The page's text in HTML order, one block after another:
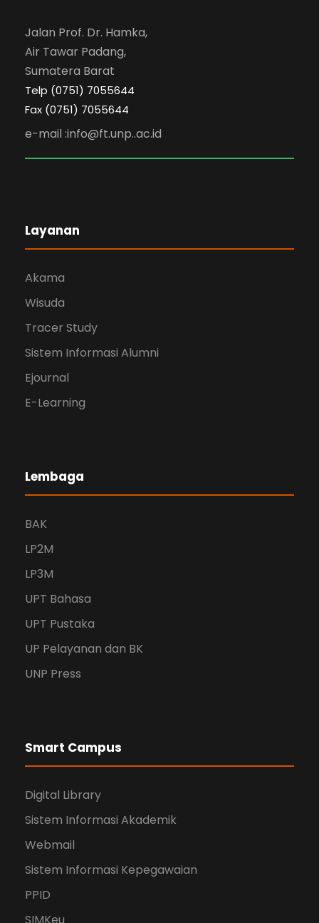
Jalan Prof. Dr. Hamka,
Air Tawar Padang,
Sumatera Barat
Telp (0751) 7055644
Fax (0751) 7055644
e-mail :info@ft.unp..ac.id
Layanan
Akama
Wisuda
Tracer Study
Sistem Informasi Alumni
Ejournal
E-Learning
Lembaga
BAK
LP2M
LP3M
UPT Bahasa
UPT Pustaka
UP Pelayanan dan BK
UNP Press
Smart Campus
Digital Library
Sistem Informasi Akademik
Webmail
Sistem Informasi Kepegawaian
PPID